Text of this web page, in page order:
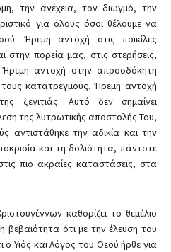
την ανέχεια, τον διωγμό, την
για όλους όσοι θέλουμε να
Ήρεμη αντοχή στις ποικίλες
στην πορεία μας, στις στερήσεις,
Ήρεμη αντοχή στην απροσδόκητη
κατατρεγμούς. Ήρεμη αντοχή
ξενιτιάς. Αυτό δεν σημαίνει
της λυτρωτικής αποστολής Του,
αντιστάθηκε την αδικία και την
και τη δολιότητα, πάντοτε
πιο ακραίες καταστάσεις, στα
καθορίζει το θεμέλιο
βεβαιότητα ότι με την έλευση του
ο Υιός και Λόγος του Θεού ήρθε για